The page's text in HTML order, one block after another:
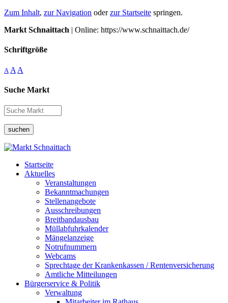
Zum Inhalt, zur Navigation oderzur Startseite springen.
Markt Schnaittach | Online: https://www.schnaittach.de/
Schriftgröße
A A A
Suche Markt
suchen
Startseite
Aktuelles
Veranstaltungen
Bekanntmachungen
Stellenangebote
Ausschreibungen
Breitbandausbau
Müllabfuhrkalender
Mängelanzeige
Notrufnummern
Webcams
Sprechtage der Krankenkassen / Rentenversicherung
Amtliche Mitteilungen
Bürgerservice & Politik
Verwaltung